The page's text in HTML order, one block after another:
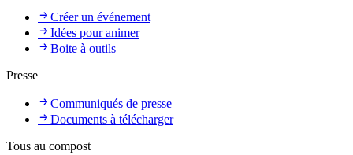
Créer un événement
Idées pour animer
Boite à outils
Presse
Communiqués de presse
Documents à télécharger
Tous au compost